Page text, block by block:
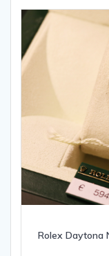
Rolex Daytona